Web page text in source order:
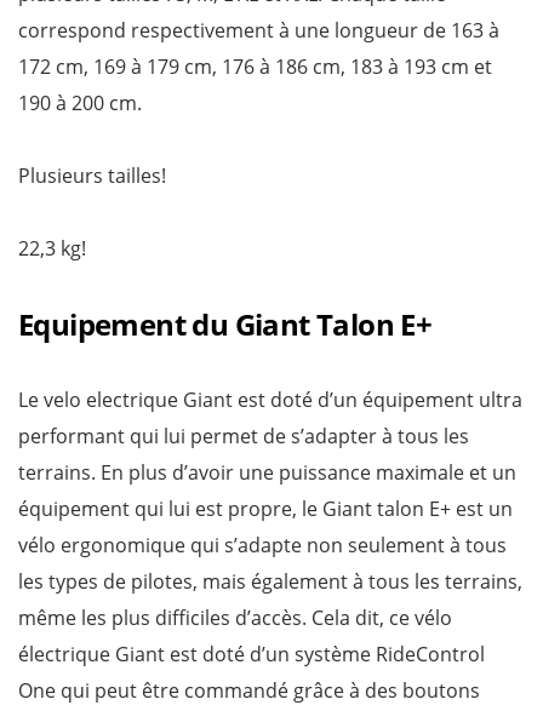
correspond respectivement à une longueur de 163 à
172 cm, 169 à 179 cm, 176 à 186 cm, 183 à 193 cm et
190 à 200 cm.
Plusieurs tailles!
22,3 kg!
Equipement du Giant Talon E+
Le velo electrique Giant est doté d’un équipement ultra
performant qui lui permet de s’adapter à tous les
terrains. En plus d’avoir une puissance maximale et un
équipement qui lui est propre, le Giant talon E+ est un
vélo ergonomique qui s’adapte non seulement à tous
les types de pilotes, mais également à tous les terrains,
même les plus difficiles d’accès. Cela dit, ce vélo
électrique Giant est doté d’un système RideControl
One qui peut être commandé grâce à des boutons